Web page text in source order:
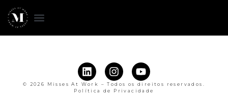
© 2026 Misses At Work – Todos os direitos reservados.
Política de Privacidade